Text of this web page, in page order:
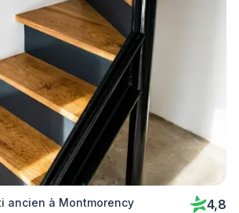
ancien à Montmorency 4,8